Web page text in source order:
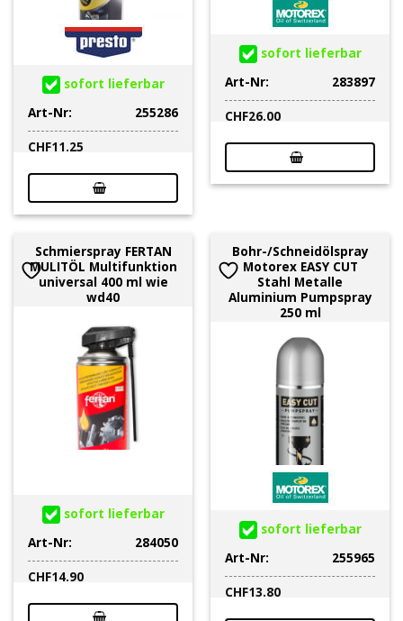
sofort lieferbar
Art-Nr:
255286
CHF11.25
sofort lieferbar
Art-Nr:
283897
CHF26.00
Schmierspray FERTAN
MULITÖL Multifunktion
universal 400 ml wie
wd40
sofort lieferbar
Art-Nr:
284050
CHF14.90
Bohr-/Schneidölspray
Motorex EASY CUT
Stahl Metalle
Aluminium Pumpspray
250 ml
sofort lieferbar
Art-Nr:
255965
CHF13.80